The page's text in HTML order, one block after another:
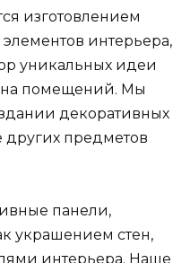
изготовлением
интерьера,
уникальных идеи
помещений. Мы
декоративных
других предметов
панели,
украшением стен,
интерьера. Наше